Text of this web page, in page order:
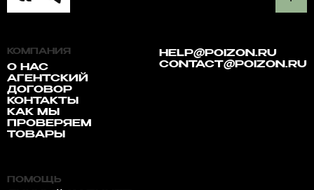
КОМПАНИЯ
О НАС
АГЕНТСКИЙ
ДОГОВОР
КОНТАКТЫ
КАК МЫ
ПРОВЕРЯЕМ
ТОВАРЫ
HELP@POIZON.RU
CONTACT@POIZON.RU
ПОМОЩЬ